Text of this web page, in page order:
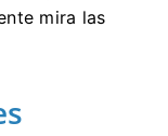
mira las